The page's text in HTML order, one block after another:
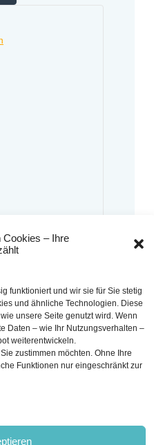
Cookies – Ihre
funktioniert und wir sie für Sie stetig
und ähnliche Technologien. Diese
unsere Seite genutzt wird. Wenn
Daten – wie Ihr Nutzungsverhalten –
weiterentwickeln.
zustimmen möchten. Ohne Ihre
Funktionen nur eingeschränkt zur
30 63
Halle (Saale)
06108 Halle (Saale)